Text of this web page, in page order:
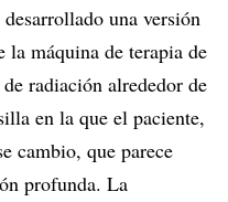
desarrollado una versión
máquina de terapia de
radiación alrededor de
en la que el paciente,
cambio, que parece
profunda. La